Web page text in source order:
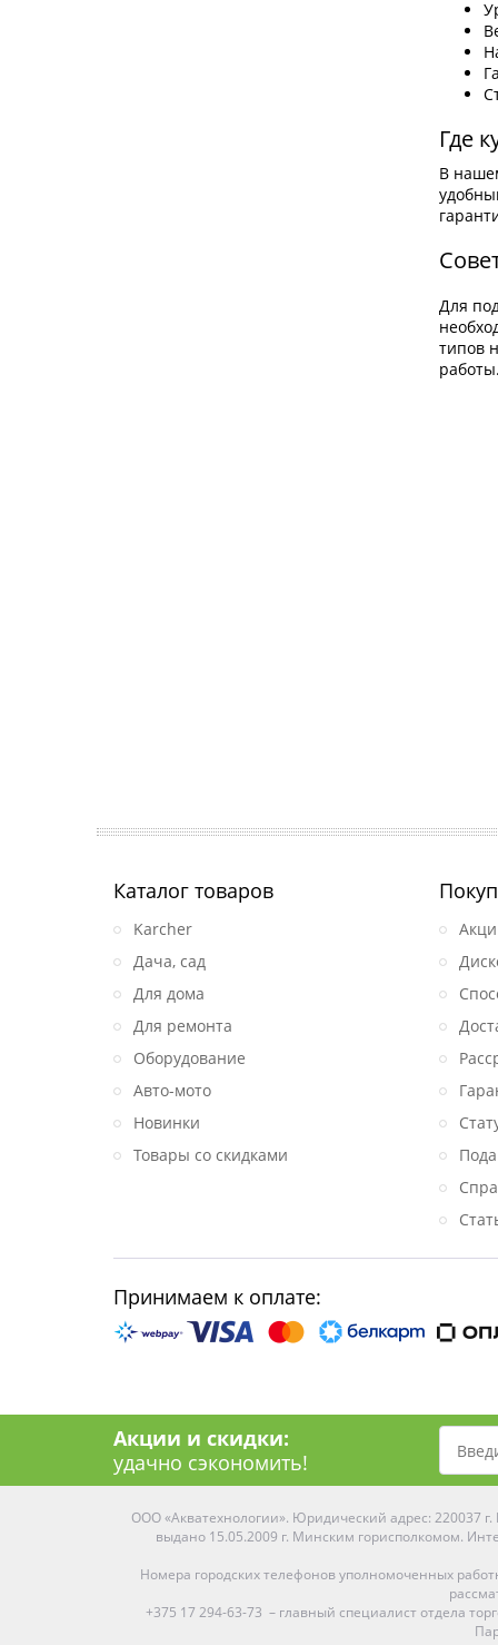
Где
В
Для
типов
Каталог товаров
Karcher
Дача, сад
Для дома
Для ремонта
Оборудование
Авто-мото
Новинки
Товары со скидками
Принимаем к оплате:
Акции и скидки:
удачно сэкономить!
ООО «Акватехнологии». Юридический адрес: 220037
выдано 15.05.2009 г. Минским горисполкомом.
Номера городских телефонов уполномоченных
+375 17 294-63-73 – главный специалист отдела